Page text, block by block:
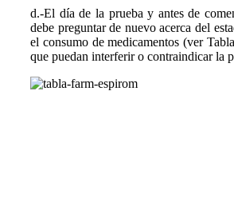
d.-El día de la prueba y antes de
debe preguntar de nuevo acerca del
el consumo de medicamentos (ver
que puedan interferir o contraindicar la